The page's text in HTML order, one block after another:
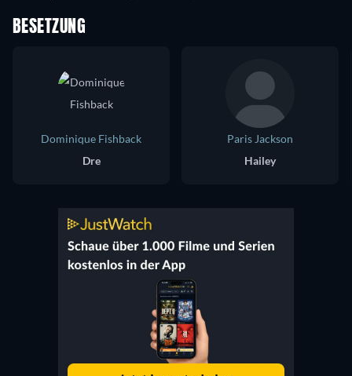
BESETZUNG
Dominique Fishback
Dre
Paris Jackson
Hailey